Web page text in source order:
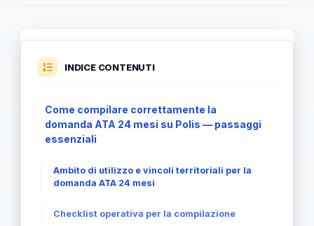
INDICE CONTENUTI
Come compilare correttamente la
domanda ATA 24 mesi su Polis — passaggi
essenziali
Ambito di utilizzo e vincoli territoriali per la
domanda ATA 24 mesi
Checklist operativa per la compilazione